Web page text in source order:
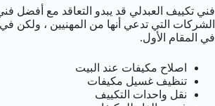
فني تكييف العبدلي قد يبدو التعاقد مع أفضل
الشركات التي تدعي أنها من المهنيين ، ولكن
في المقام الأول.
اصلاح مكيفات عند البيت
تنظيف غسيل مكيفات
نقل واحدات التكييف